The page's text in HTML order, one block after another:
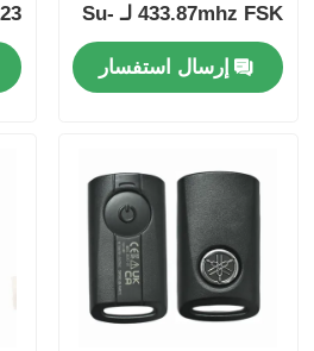
433.87mhz FSK لـ Su-
zuki Jim-ny 2005-2017
بدون رقاقة 37182-A7
فقط التحكم للجملة
إرسال استفسار